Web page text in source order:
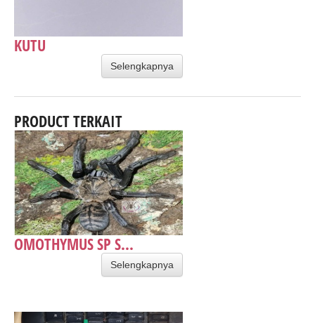
KUTU
Selengkapnya
PRODUCT TERKAIT
OMOTHYMUS SP S...
Selengkapnya